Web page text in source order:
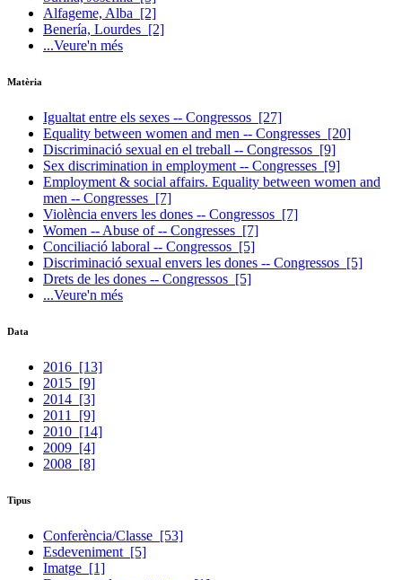
Alfageme, Alba [2]
Benería, Lourdes [2]
...Veure'n més
Matèria
Igualtat entre els sexes -- Congressos [27]
Equality between women and men -- Congresses [20]
Discriminació sexual en el treball -- Congressos [9]
Sex discrimination in employment -- Congresses [9]
Employment & social affairs. Equality between women and
men -- Congresses [7]
Violència envers les dones -- Congressos [7]
Women -- Abuse of -- Congresses [7]
Conciliació laboral -- Congressos [5]
Discriminació sexual envers les dones -- Congressos [5]
Drets de les dones -- Congressos [5]
...Veure'n més
Data
2016 [13]
2015 [9]
2014 [3]
2011 [9]
2010 [14]
2009 [4]
2008 [8]
Tipus
Conferència/Classe [53]
Esdeveniment [5]
Imatge [1]